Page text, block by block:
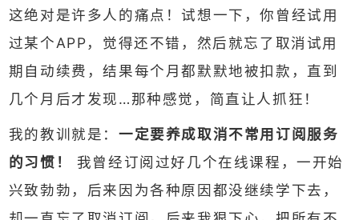
这绝对是许多人的痛点！试想一下，你曾经试用
过某个APP，觉得还不错，然后就忘了取消试用
期自动续费，结果每个月都默默地被扣款，直到
几个月后才发现…那种感觉，简直让人抓狂！
我的教训就是： 一定要养成取消不常用订阅服务
的习惯！
我曾经订阅过好几个在线课程，一开始
兴致勃勃，后来因为各种原因都没继续学下去，